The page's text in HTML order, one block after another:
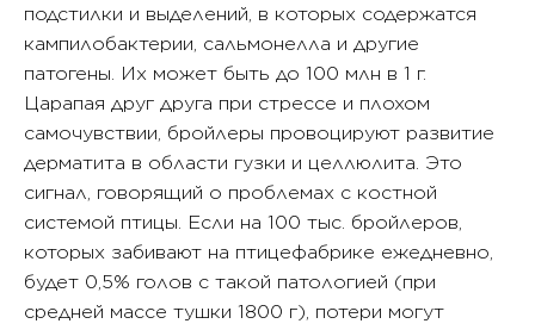
подстилки и выделений, в которых содержатся
кампилобактерии, сальмонелла и другие
патогены. Их может быть до 100 млн в 1 г.
Царапая друг друга при стрессе и плохом
самочувствии, бройлеры провоцируют развитие
дерматита в области гузки и целлюлита. Это
сигнал, говорящий о проблемах с костной
системой птицы. Если на 100 тыс. бройлеров,
которых забивают на птицефабрике ежедневно,
будет 0,5% голов с такой патологией (при
средней массе тушки 1800 г), потери могут